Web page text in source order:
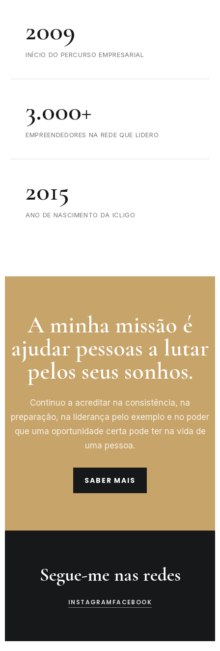
2009
INÍCIO DO PERCURSO EMPRESARIAL
3.000+
EMPREENDEDORES NA REDE QUE LIDERO
2015
ANO DE NASCIMENTO DA ICLIGO
A minha missão é
ajudar pessoas a lutar
pelos seus sonhos.
Continuo a acreditar na consistência, na
preparação, na liderança pelo exemplo e no poder
que uma oportunidade certa pode ter na vida de
uma pessoa.
SABER MAIS
Segue-me nas redes
INSTAGRAM FACEBOOK